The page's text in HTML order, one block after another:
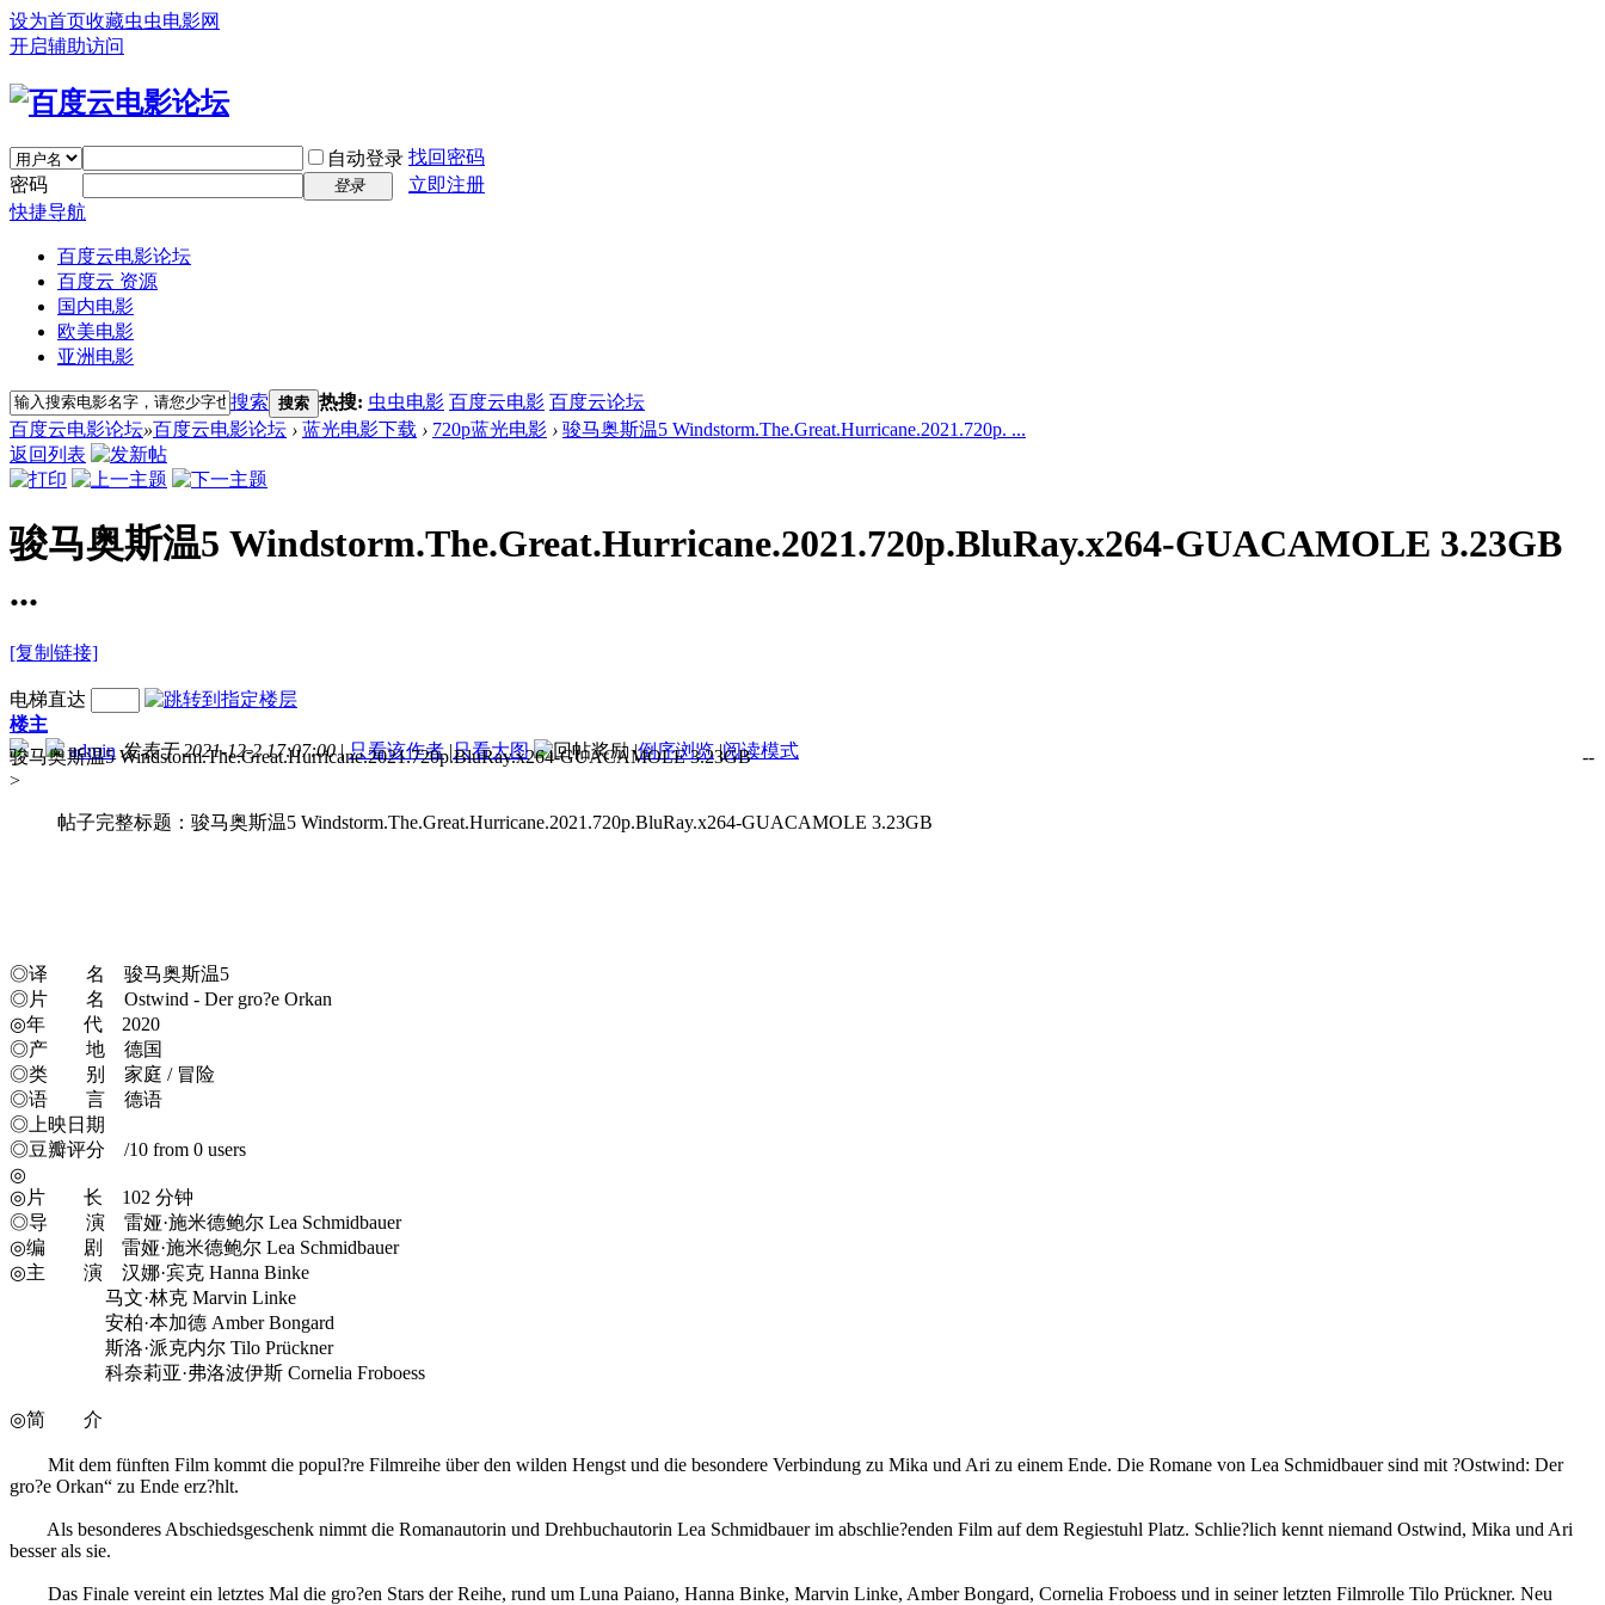
设为首页收藏虫虫电影网
开启辅助访问
自动登录 找回密码
密码
登录
立即注册
快捷导航
百度云电影论坛
百度云 资源
国内电影
欧美电影
亚洲电影
搜索 搜索 热搜: 虫虫电影 百度云电影 百度云论坛
百度云电影论坛»百度云电影论坛 › 蓝光电影下载 › 720p蓝光电影 › 骏马奥斯温5 Windstorm.The.Great.Hurricane.2021.720p. ...
返回列表
骏马奥斯温5 Windstorm.The.Great.Hurricane.2021.720p.BluRay.x264-GUACAMOLE 3.23GB
...
[复制链接]
电梯直达
楼主
admin 发表于 2021-12-2 17:07:00 | 只看该作者 |只看大图 |倒序浏览 |阅读模式
骏马奥斯温5 Windstorm.The.Great.Hurricane.2021.720p.BluRay.x264-GUACAMOLE 3.23GB --
>
帖子完整标题：骏马奥斯温5 Windstorm.The.Great.Hurricane.2021.720p.BluRay.x264-GUACAMOLE 3.23GB
◎译 名 骏马奥斯温5
◎片 名 Ostwind - Der gro?e Orkan
◎年 代 2020
◎产 地 德国
◎类 别 家庭 / 冒险
◎语 言 德语
◎上映日期
◎豆瓣评分 /10 from 0 users
◎
◎片 长 102 分钟
◎导 演 雷娅·施米德鲍尔 Lea Schmidbauer
◎编 剧 雷娅·施米德鲍尔 Lea Schmidbauer
◎主 演 汉娜·宾克 Hanna Binke
马文·林克 Marvin Linke
安柏·本加德 Amber Bongard
斯洛·派克内尔 Tilo Prückner
科奈莉亚·弗洛波伊斯 Cornelia Froboess
◎简 介
Mit dem fünften Film kommt die popul?re Filmreihe über den wilden Hengst und die besondere Verbindung zu Mika und Ari zu einem Ende. Die Romane von Lea Schmidbauer sind mit ?Ostwind: Der
gro?e Orkan“ zu Ende erz?hlt.
Als besonderes Abschiedsgeschenk nimmt die Romanautorin und Drehbuchautorin Lea Schmidbauer im abschlie?enden Film auf dem Regiestuhl Platz. Schlie?lich kennt niemand Ostwind, Mika und Ari
besser als sie.
Das Finale vereint ein letztes Mal die gro?en Stars der Reihe, rund um Luna Paiano, Hanna Binke, Marvin Linke, Amber Bongard, Cornelia Froboess und in seiner letzten Filmrolle Tilo Prückner. Neu